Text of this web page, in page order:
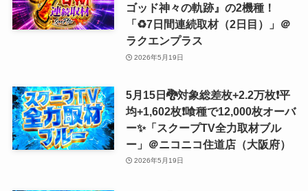
ゴッド神々の軌跡』の2機種！
「♻️7日間連続取材（2日目）」＠
ラクエンプラス
2026年5月19日
5月15日🐉対象総差枚+2.2万枚❗️平
均+1,602枚❗️喰種で12,000枚オーバ
ー✨「スクープTV全力取材ブル
ー」＠ニコニコ住道店（大阪府）
2026年5月19日